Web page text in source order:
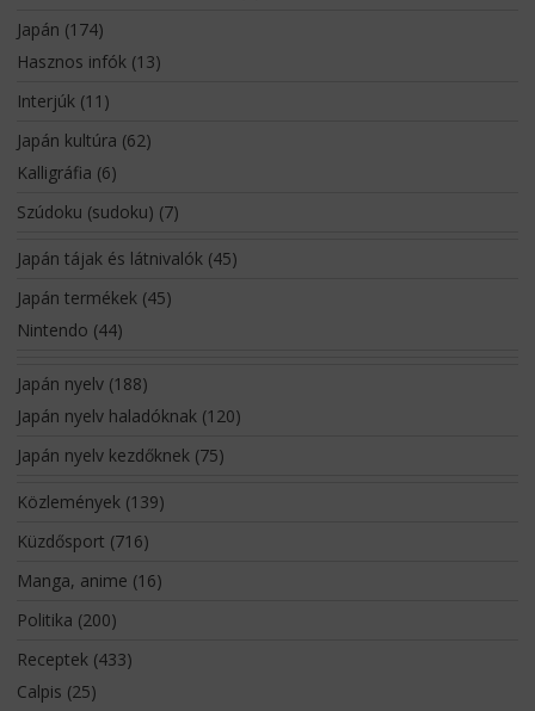
Japán (174)
Hasznos infók(13)
Interjúk(11)
Japán kultúra (62)
Kalligráfia (6)
Szúdoku (sudoku) (7)
Japán tájak és látnivalók(45)
Japán termékek(45)
Nintendo (44)
Japán nyelv(188)
Japán nyelv haladóknak(120)
Japán nyelv kezdőknek(75)
Közlemények(139)
Küzdősport (716)
Manga, anime (16)
Politika (200)
Receptek(433)
Calpis (25)